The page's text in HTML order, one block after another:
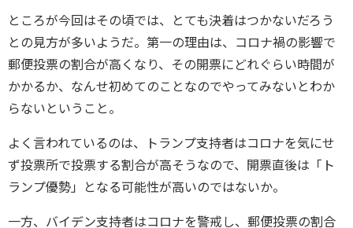
ところが今回はその頃では、とても決着はつかないだろう
との見方が多いようだ。第一の理由は、コロナ禍の影響で
郵便投票の割合が高くなり、その開票にどれぐらい時間が
かかるか、なんせ初めてのことなのでやってみないとわか
らないということ。
よく言われているのは、トランプ支持者はコロナを気にせ
ず投票所で投票する割合が高そうなので、開票直後は「ト
ランプ優勢」となる可能性が高いのではないか。
一方、バイデン支持者はコロナを警戒し、郵便投票の割合